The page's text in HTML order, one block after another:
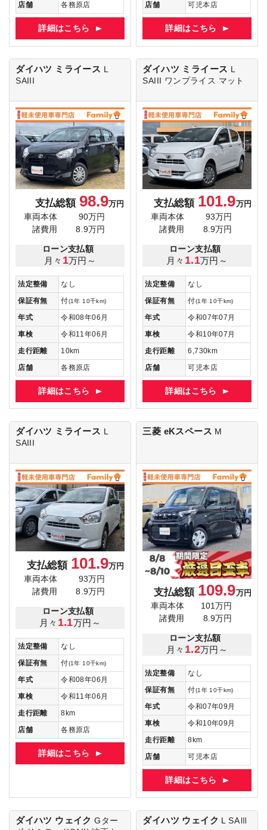
店舗
各務原店
詳細はこちら
店舗
可児本店
詳細はこちら
ダイハツ ミライース L
SAIII
支払総額 98.9万円
車両本体
90万円
諸費用
8.9万円
ローン支払額
月々 1万円～
法定整備
なし
保証有無
付(1年 10千km)
年式
令和08年06月
車検
令和11年06月
走行距離
10km
店舗
各務原店
詳細はこちら
ダイハツ ミライース L
SAIII ワンプライス マット
支払総額 101.9万円
車両本体
93万円
諸費用
8.9万円
ローン支払額
月々 1.1万円～
法定整備
なし
保証有無
付(1年 10千km)
年式
令和07年07月
車検
令和10年07月
走行距離
6,730km
店舗
可児本店
詳細はこちら
ダイハツ ミライース L
SAIII
支払総額 101.9万円
車両本体
93万円
諸費用
8.9万円
ローン支払額
月々 1.1万円～
法定整備
なし
保証有無
付(1年 10千km)
年式
令和08年06月
車検
令和11年06月
走行距離
8km
店舗
各務原店
詳細はこちら
三菱 eKスペース M
支払総額 109.9万円
車両本体
101万円
諸費用
8.9万円
ローン支払額
月々 1.2万円～
法定整備
なし
保証有無
付(1年 10千km)
年式
令和07年09月
車検
令和10年09月
走行距離
8km
店舗
可児本店
詳細はこちら
ダイハツ ウェイクGター
ダイハツ ウェイク L SAⅢ